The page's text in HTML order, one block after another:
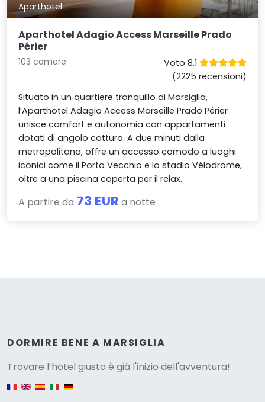
Aparthotel
Aparthotel Adagio Access Marseille Prado
Périer
103 camere
Voto 8.1
(2225 recensioni)
Situato in un quartiere tranquillo di Marsiglia,
l’Aparthotel Adagio Access Marseille Prado Périer
unisce comfort e autonomia con appartamenti
dotati di angolo cottura. A due minuti dalla
metropolitana, offre un accesso comodo a luoghi
iconici come il Porto Vecchio e lo stadio Vélodrome,
oltre a una piscina coperta per il relax.
A partire da 73 EUR a notte
DORMIRE BENE A MARSIGLIA
Trovare l’hotel giusto è già l'inizio dell'avventura!